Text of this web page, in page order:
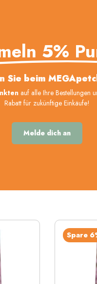
5%
Sie beim
auf alle Ihre Bestellungen
Rabatt für zukünftige Einkäufe!
Melde dich an
Spare